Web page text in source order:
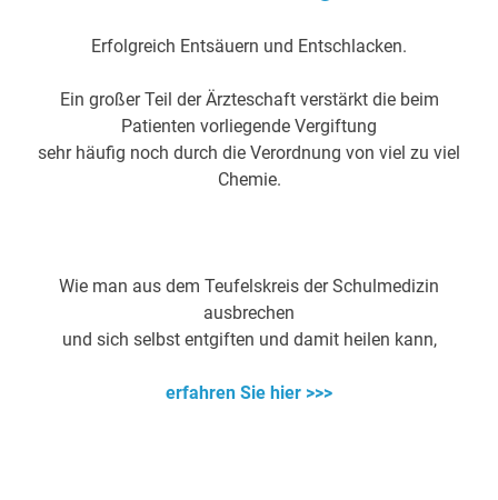
Erfolgreich Entsäuern und Entschlacken.
Ein großer Teil der Ärzteschaft verstärkt die beim
Patienten vorliegende Vergiftung
sehr häufig noch durch die Verordnung von viel zu viel
Chemie.
Wie man aus dem Teufelskreis der Schulmedizin
ausbrechen
und sich selbst entgiften und damit heilen kann,
erfahren Sie hier >>>